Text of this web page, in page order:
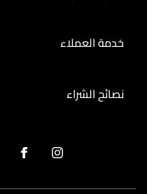
خدمة العملاء
نصائح الشراء